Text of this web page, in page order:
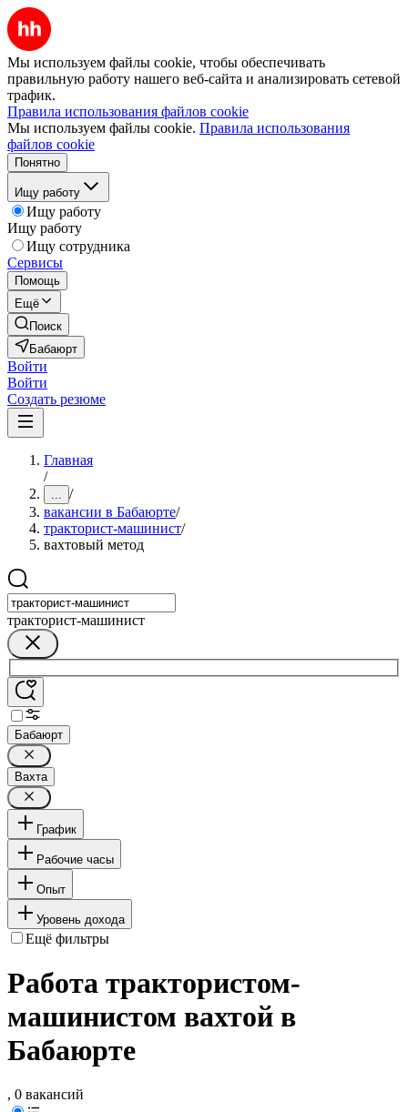
Мы используем файлы cookie, чтобы обеспечивать
правильную работу нашего веб-сайта и анализировать сетевой
трафик.
Правила использования файлов cookie
Мы используем файлы cookie. Правила использования
файлов cookie
Понятно
Ищу работу
Ищу работу
Ищу работу
Ищу сотрудника
Сервисы
Помощь
Ещё
Поиск
Бабаюрт
Войти
Войти
Создать резюме
Главная
/
... /
вакансии в Бабаюрте/
тракторист-машинист/
вахтовый метод
тракторист-машинист
Бабаюрт
Вахта
График
Рабочие часы
Опыт
Уровень дохода
Ещё фильтры
Работа трактористом-
машинистом вахтой в
Бабаюрте
, 0 вакансий